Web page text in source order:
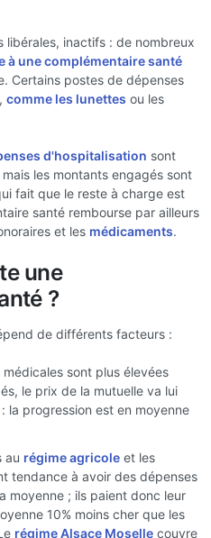
libérales, inactifs : de nombreux
à une complémentaire santé
Certains postes de dépenses
comme les lunettes ou les
d'hospitalisation sont
les montants engagés sont
fait que le reste à charge est
santé rembourse par ailleurs
et les médicaments.
une
?
de différents facteurs :
sont plus élevées
le prix de la mutuelle va lui
la progression est en moyenne
au régime agricole et les
tendance à avoir des dépenses
moyenne ; ils paient donc leur
10% moins cher que les
régime Alsace Moselle couvre